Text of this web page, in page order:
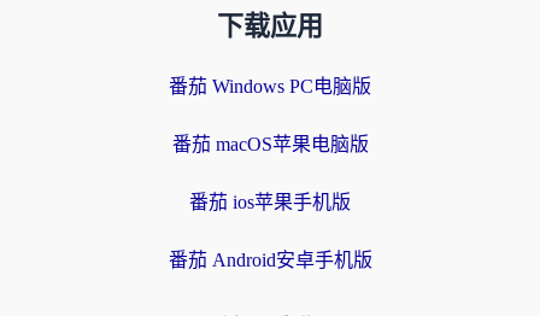
下载应用
番茄 Windows PC电脑版
番茄 macOS苹果电脑版
番茄 ios苹果手机版
番茄 Android安卓手机版